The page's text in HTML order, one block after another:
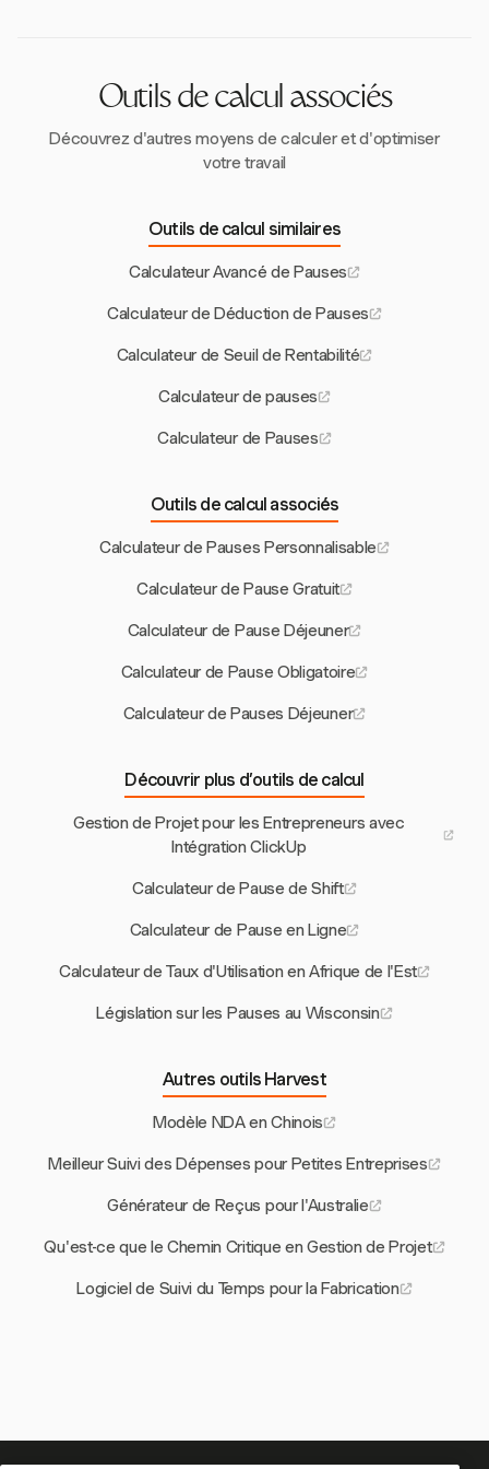
Outils de calcul associés
Découvrez d'autres moyens de calculer et d'optimiser
votre travail
Outils de calcul similaires
Calculateur Avancé de Pauses
Calculateur de Déduction de Pauses
Calculateur de Seuil de Rentabilité
Calculateur de pauses
Calculateur de Pauses
Outils de calcul associés
Calculateur de Pauses Personnalisable
Calculateur de Pause Gratuit
Calculateur de Pause Déjeuner
Calculateur de Pause Obligatoire
Calculateur de Pauses Déjeuner
Découvrir plus d’outils de calcul
Gestion de Projet pour les Entrepreneurs avec
Intégration ClickUp
Calculateur de Pause de Shift
Calculateur de Pause en Ligne
Calculateur de Taux d'Utilisation en Afrique de l'Est
Législation sur les Pauses au Wisconsin
Autres outils Harvest
Modèle NDA en Chinois
Meilleur Suivi des Dépenses pour Petites Entreprises
Générateur de Reçus pour l'Australie
Qu'est-ce que le Chemin Critique en Gestion de Projet
Logiciel de Suivi du Temps pour la Fabrication